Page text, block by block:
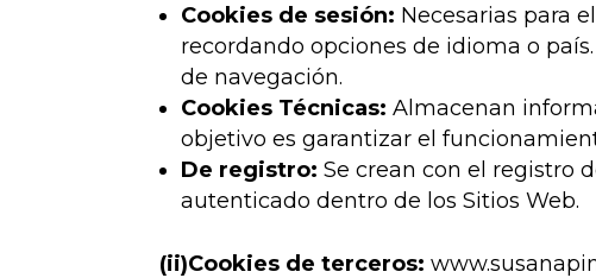
Cookies de sesión: Necesarias para
recordando opciones de idioma o
de navegación.
Cookies Técnicas: Almacenan
objetivo es garantizar el
De registro: Se crean con el registro
autenticado dentro de los Sitios Web.
(ii)Cookies de terceros: